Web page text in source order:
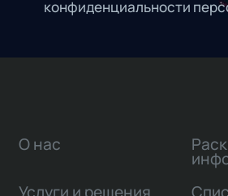
конфиденциальности
О нас